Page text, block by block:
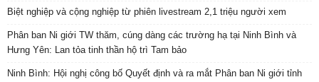
Biệt nghiệp và cộng nghiệp từ phiên livestream 2,1 triệu người xem
Phân ban Ni giới TW thăm, cúng dàng các trường hạ tại Ninh Bình và
Hưng Yên: Lan tỏa tinh thần hộ trì Tam bảo
Ninh Bình: Hội nghị công bố Quyết định và ra mắt Phân ban Ni giới tỉnh